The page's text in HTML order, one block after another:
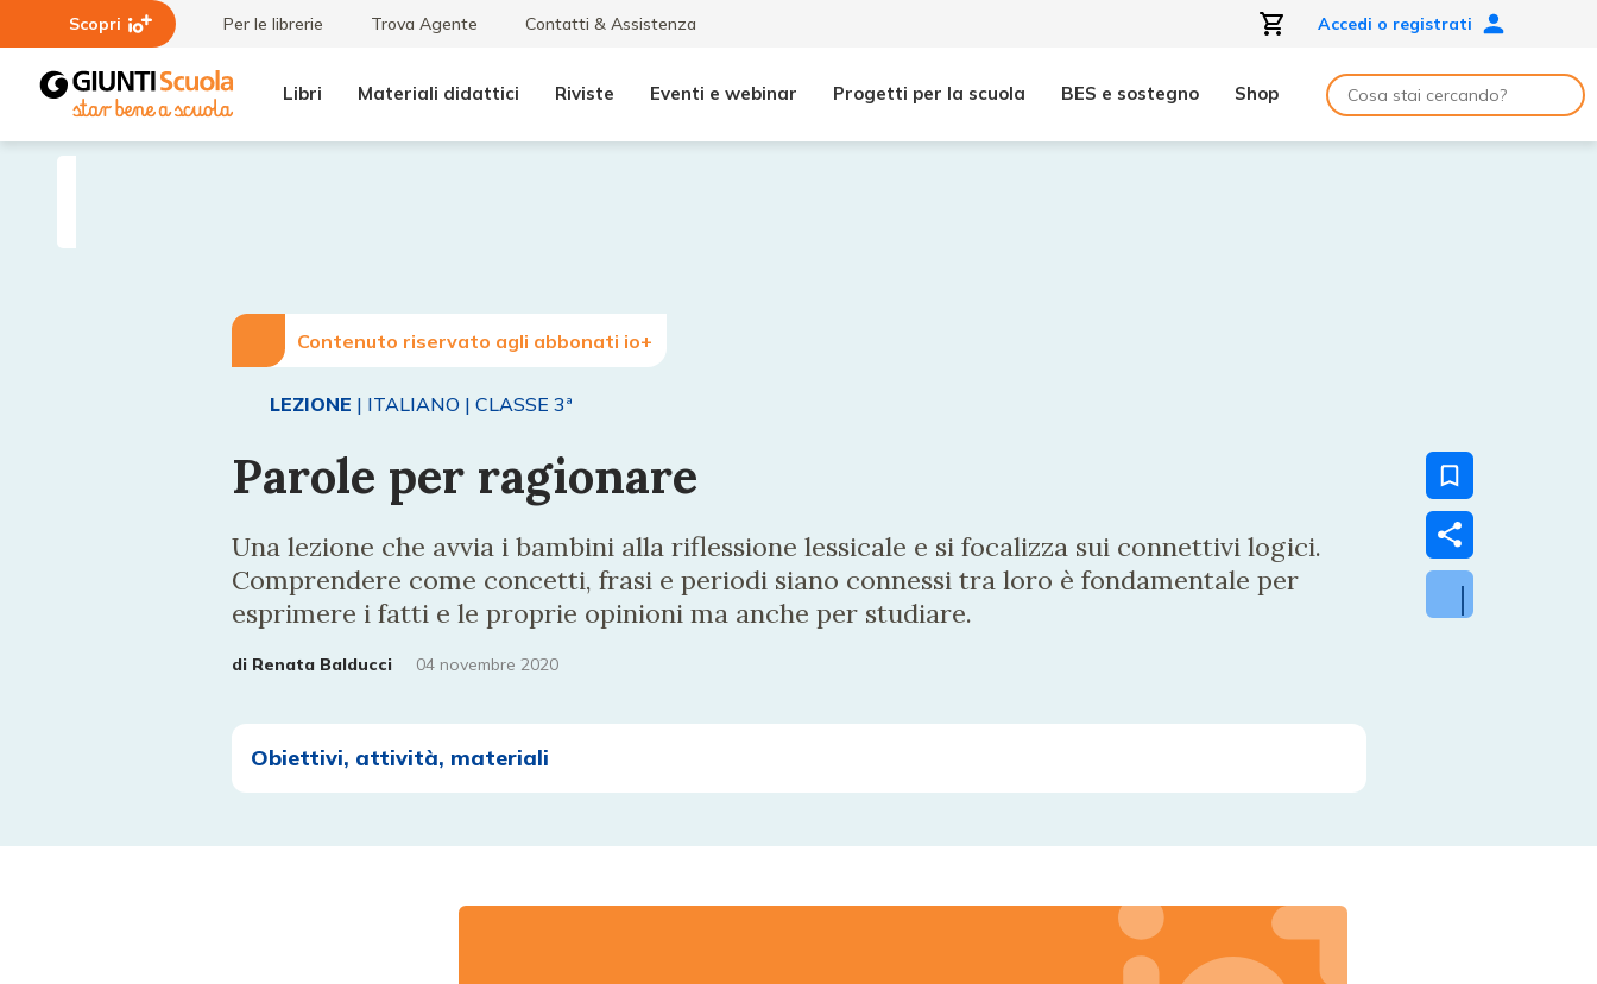
Scopri Per le librerie Trova Agente Contatti & Assistenza Accedi o registrati
Libri Materiali didattici Riviste Eventi e webinar Progetti per la scuola BES e sostegno Shop
Contenuto riservato agli abbonati io+
LEZIONE | ITALIANO| CLASSE 3ª
Parole per ragionare
Una lezione che avvia i bambini alla riflessione lessicale e si focalizza sui connettivi logici.
Comprendere come concetti, frasi e periodi siano connessi tra loro è fondamentale per
esprimere i fatti e le proprie opinioni ma anche per studiare.
di Renata Balducci 04 novembre 2020
Obiettivi, attività, materiali